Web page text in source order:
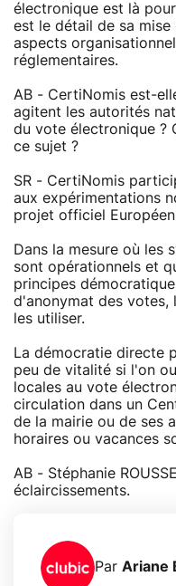
électronique est là
est le détail de sa
aspects
réglementaires.
AB - CertiNomis est-
agitent les autorités
du vote électronique ?
ce sujet ?
SR - CertiNomis
aux expérimentations
projet officiel Européen
Dans la mesure où les
sont opérationnels et
principes
d'anonymat des
les utiliser.
La démocratie directe
peu de vitalité si l'on
locales au vote
circulation dans un
de la mairie ou de ses
horaires ou vacances
AB - Stéphanie
éclaircissements.
Par Ariane